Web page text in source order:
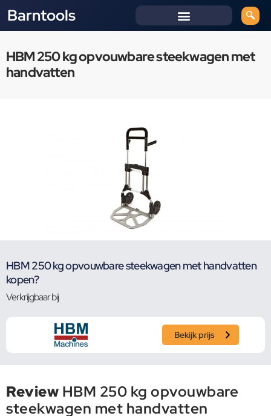
Barntools
HBM 250 kg opvouwbare steekwagen met
handvatten
HBM 250 kg opvouwbare steekwagen met handvatten
kopen?
Verkrijgbaar bij
Bekijk prijs
Review HBM 250 kg opvouwbare
steekwagen met handvatten